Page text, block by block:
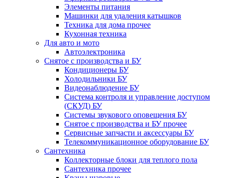
Элементы питания
Машинки для удаления катышков
Техника для дома прочее
Кухонная техника
Для авто и мото
Автоэлектроника
Снятое с производства и БУ
Кондиционеры БУ
Холодильники БУ
Видеонаблюдение БУ
Система контроля и управление доступом
(СКУД) БУ
Системы звукового оповещения БУ
Снятое с производства и БУ прочее
Сервисные запчасти и аксессуары БУ
Телекоммуникационное оборудование БУ
Сантехника
Коллекторные блоки для теплого пола
Сантехника прочее